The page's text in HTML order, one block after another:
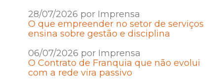
28/07/2026 por Imprensa
O que empreender no setor de serviços
ensina sobre gestão e disciplina
06/07/2026 por Imprensa
O Contrato de Franquia que não evolui
com a rede vira passivo